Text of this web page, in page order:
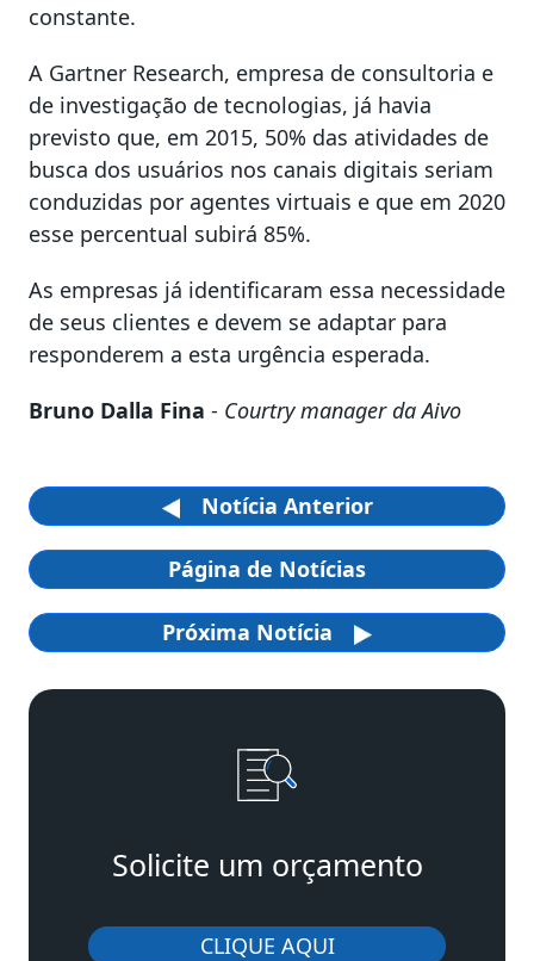
constante.
A Gartner Research, empresa de consultoria e
de investigação de tecnologias, já havia
previsto que, em 2015, 50% das atividades de
busca dos usuários nos canais digitais seriam
conduzidas por agentes virtuais e que em 2020
esse percentual subirá 85%.
As empresas já identificaram essa necessidade
de seus clientes e devem se adaptar para
responderem a esta urgência esperada.
Bruno Dalla Fina - Courtry manager da Aivo
Notícia Anterior
Página de Notícias
Próxima Notícia
Solicite um orçamento
CLIQUE AQUI